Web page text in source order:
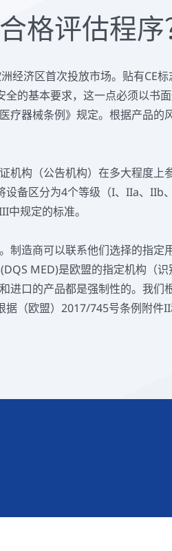
格评估程序
经济区首次投放市场。贴有CE
全的基本要求，这一点必须以书
疗器械条例》规定。根据产品的
机构（公告机构）在多大程度上
备区分为4个等级（I、IIa、IIb
规定的标准。
制造商可以联系他们选择的指定
MED)是欧盟的指定机构（
进口的产品都是强制性的。我们
据（欧盟）2017/745号条例附件